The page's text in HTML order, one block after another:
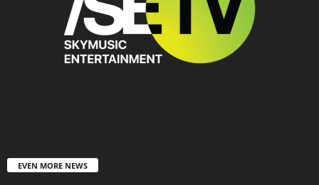
EVEN MORE NEWS